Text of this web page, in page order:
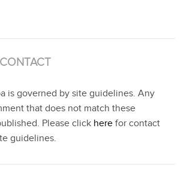
is governed by site guidelines. Any
that does not match these
Please click here for contact
guidelines.